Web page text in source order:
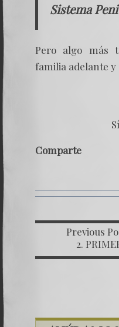
Sistema
Pero algo más
familia adelante
Comparte
Previous
2.